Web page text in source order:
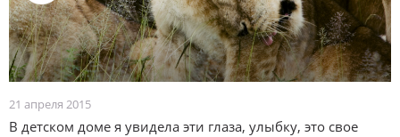
21 апреля 2015
В детском доме я увидела эти глаза, улыбку, это свое